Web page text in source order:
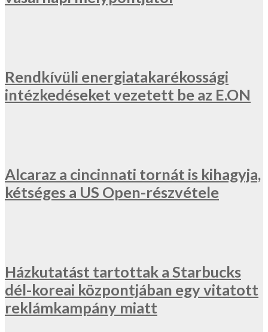
Rendkívüli energiatakarékossági
intézkedéseket vezetett be az E.ON
Alcaraz a cincinnati tornát is kihagyja,
kétséges a US Open-részvétele
Házkutatást tartottak a Starbucks
dél-koreai központjában egy vitatott
reklámkampány miatt